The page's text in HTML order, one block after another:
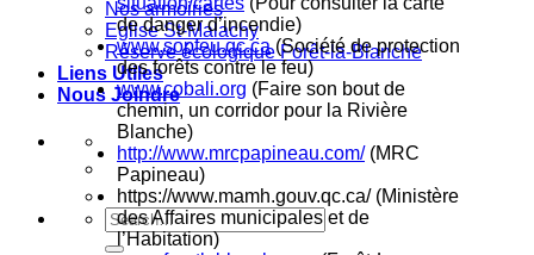
Nos armoiries
Eglise St-Malachy
Réserve écologique Forêt-la-Blanche
Liens Utiles
Nous Joindre
de danger d’incendie)
www.sopfeu.qc.ca(Société de protection
des forêts contre le feu)
www.cobali.org (Faire son bout de
chemin, un corridor pour la Rivière
Blanche)
http://www.mrcpapineau.com/(MRC
Papineau)
https://www.mamh.gouv.qc.ca/ (Ministère
des Affaires municipales et de
l’Habitation)